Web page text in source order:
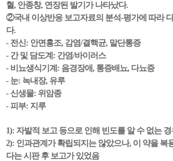
혈, 안종창, 연장된 발기가 나타났다.
②국내 이상반응 보고자료의 분석-평가에 따라
다.
- 전신: 안면홍조, 감염/결핵균, 말단통증
- 간 및 담도계: 간염/바이러스
- 비뇨생식기계: 음경장애, 통증배뇨, 다뇨증
- 눈: 녹내장, 유루
- 신생물: 위암종
- 피부: 지루
1): 자발적 보고 등으로 인해 빈도를 알 수 없는 경
2): 인과관계가 확립되지는 않았으나, 이 약을 복
다는 시판 후 보고가 있었음